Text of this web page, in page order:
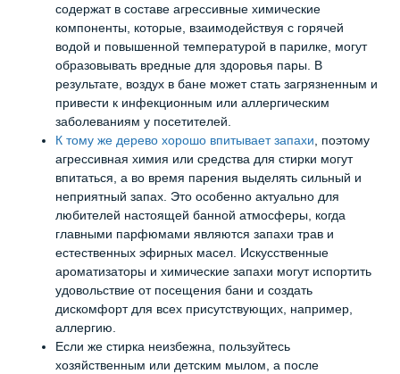
содержат в составе агрессивные химические
компоненты, которые, взаимодействуя с горячей
водой и повышенной температурой в парилке, могут
образовывать вредные для здоровья пары. В
результате, воздух в бане может стать загрязненным и
привести к инфекционным или аллергическим
заболеваниям у посетителей.
К тому же дерево хорошо впитывает запахи , поэтому
агрессивная химия или средства для стирки могут
впитаться, а во время парения выделять сильный и
неприятный запах. Это особенно актуально для
любителей настоящей банной атмосферы, когда
главными парфюмами являются запахи трав и
естественных эфирных масел. Искусственные
ароматизаторы и химические запахи могут испортить
удовольствие от посещения бани и создать
дискомфорт для всех присутствующих, например,
аллергию.
Если же стирка неизбежна, пользуйтесь
хозяйственным или детским мылом, а после